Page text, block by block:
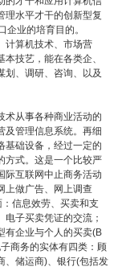
理水平才干的创新型复
业的培育目的。
计算机技术、市场营
技艺，能在各类企、
划、调研、咨询、以及
术从事各种商业活动的
及管理信息系统。再细
基础设备，经过一定的
方式。这是一个比较严
际互联网中止商务活动
上做广告、网上调查
信息效劳、买卖和支
子买卖凭证的交流；
有企业与个人的买卖(B
商务的实体有四类：顾
、储运商)、银行(包括发